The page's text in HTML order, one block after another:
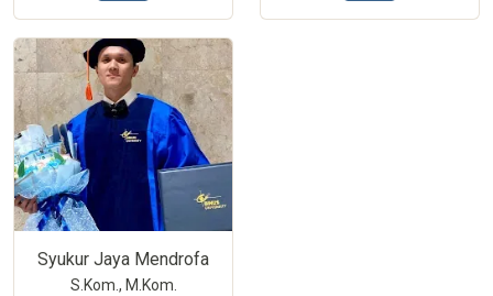
Syukur Jaya Mendrofa
S.Kom., M.Kom.